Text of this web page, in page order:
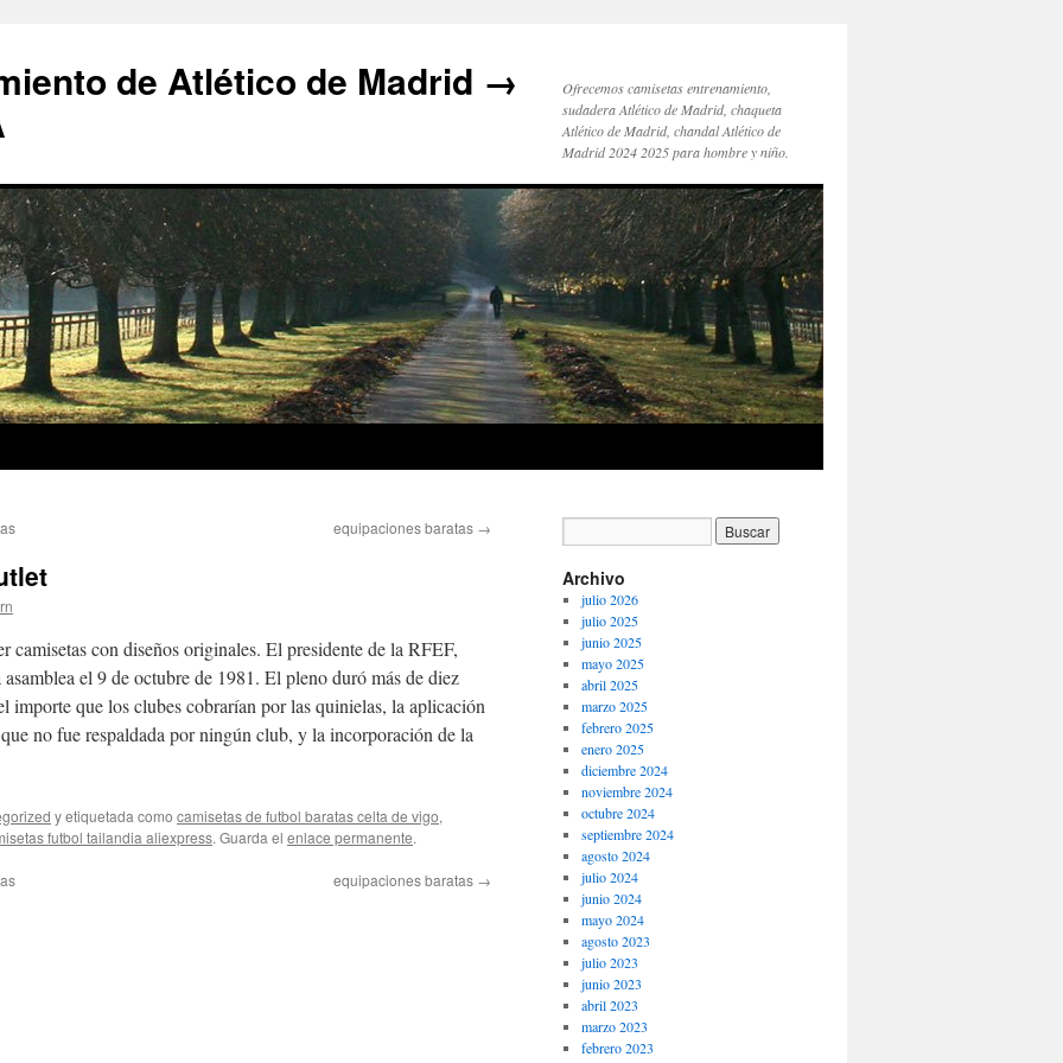
de Atlético de Madrid →
Ofrecemos camisetas entrenamiento,
sudadera Atlético de Madrid, chaqueta
Atlético de Madrid, chandal Atlético de
Madrid 2024 2025 para hombre y niño.
equipaciones baratas →
camisetas con diseños originales. El presidente de la RFEF,
el 9 de octubre de 1981. El pleno duró más de diez
importe que los clubes cobrarían por las quinielas, la aplicación
no fue respaldada por ningún club, y la incorporación de la
y etiquetada como camisetas de futbol baratas celta de vigo,
futbol tailandia aliexpress. Guarda el enlace permanente.
equipaciones baratas →
Archivo
julio 2026
julio 2025
junio 2025
mayo 2025
abril 2025
marzo 2025
febrero 2025
enero 2025
diciembre 2024
noviembre 2024
octubre 2024
septiembre 2024
agosto 2024
julio 2024
junio 2024
mayo 2024
agosto 2023
julio 2023
junio 2023
abril 2023
marzo 2023
febrero 2023